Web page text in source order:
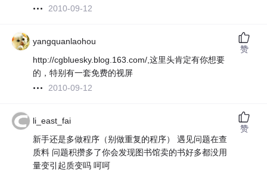
2010-09-12
yangquanlaohou
http://cgbluesky.blog.163.com/,这里头肯定有你想要
的，特别有一套免费的视屏
2010-09-12
赞
li_east_fai
新手还是多做程序（别做重复的程序） 遇见问题在查
质料 问题积攒多了你会发现图书馆卖的书好多都没用
量变引起质变吗 呵呵
赞